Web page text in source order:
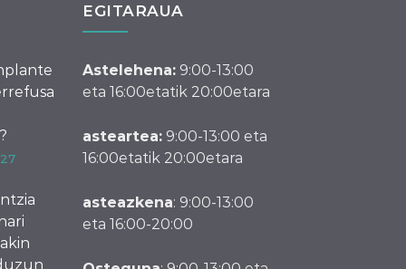
EGITARAUA
Astelehena: 9:00-13:00
eta 16:00etatik 20:00etara
asteartea: 9:00-13:00 eta
16:00etatik 20:00etara
asteazkena: 9:00-13:00
eta 16:00-20:00